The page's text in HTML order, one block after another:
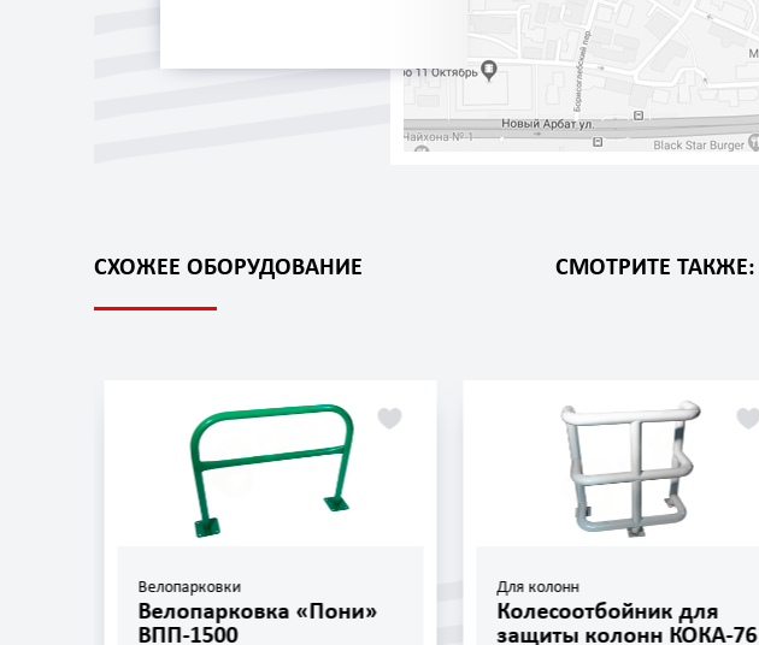
СХОЖЕЕ ОБОРУДОВАНИЕ СМОТРИТЕ ТАКЖЕ:
Велопарковки
Велопарковка «Пони»
ВПП-1500
Для колонн
Колесоотбойник для
защиты колонн КОКА-76